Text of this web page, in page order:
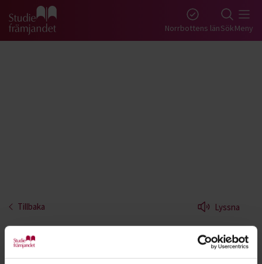
Gå till studiefrämjandets startsida Norrbottens länSökMeny
Tillbaka Lyssna
Hantverk - Norrbotten
Ägna dig åt eget skapande med händerna.